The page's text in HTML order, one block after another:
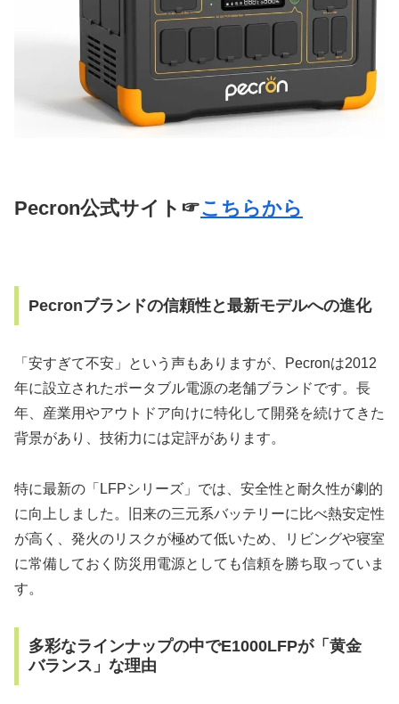
Pecron公式サイト☞こちらから
Pecronブランドの信頼性と最新モデルへの進化
「安すぎて不安」という声もありますが、Pecronは2012
年に設立されたポータブル電源の老舗ブランドです。長
年、産業用やアウトドア向けに特化して開発を続けてきた
背景があり、技術力には定評があります。
特に最新の「LFPシリーズ」では、安全性と耐久性が劇的
に向上しました。旧来の三元系バッテリーに比べ熱安定性
が高く、発火のリスクが極めて低いため、リビングや寝室
に常備しておく防災用電源としても信頼を勝ち取っていま
す。
多彩なラインナップの中でE1000LFPが「黄金
バランス」な理由